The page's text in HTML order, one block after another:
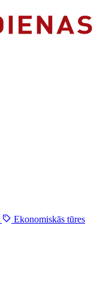
Ekonomiskās tūres